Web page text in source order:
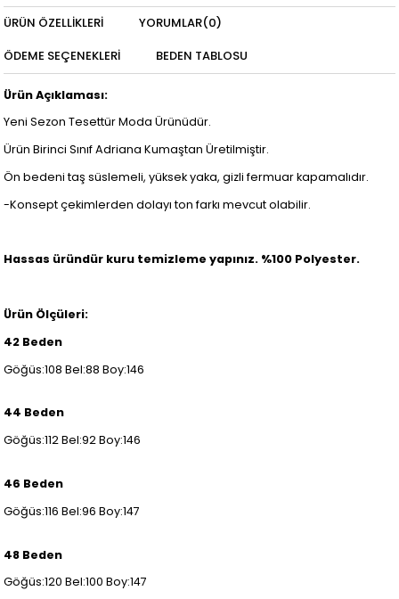
ÜRÜN ÖZELLIKLERI YORUMLAR(0)
ÖDEME SEÇENEKLERI
BEDEN TABLOSU
Ürün Açıklaması:
Yeni Sezon Tesettür Moda Ürünüdür.
Ürün Birinci Sınıf Adriana Kumaştan Üretilmiştir.
Ön bedeni taş süslemeli, yüksek yaka, gizli fermuar kapamalıdır.
-Konsept çekimlerden dolayı ton farkı mevcut olabilir.
Hassas üründür kuru temizleme yapınız. %100 Polyester.
Ürün Ölçüleri:
42 Beden
Göğüs:108 Bel:88 Boy:146
44 Beden
Göğüs:112 Bel:92 Boy:146
46 Beden
Göğüs:116 Bel:96 Boy:147
48 Beden
Göğüs:120 Bel:100 Boy:147